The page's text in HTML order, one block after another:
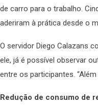
de carro para o trabalho.
aderiram à prática desde o
O servidor Diego Calazans
ele, já é possível observar
entre os participantes.
Redução de consumo de